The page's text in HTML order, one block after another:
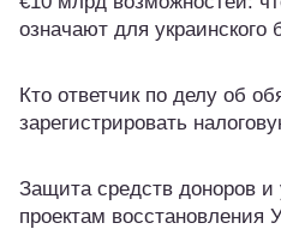
означают для украинского
Кто ответчик по делу об
зарегистрировать
Защита средств доноров и
проектам восстановления